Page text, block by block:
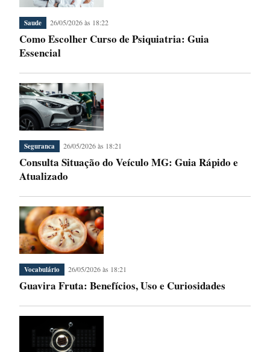
Saude 26/05/2026 às 18:22
Como Escolher Curso de Psiquiatria: Guia
Essencial
Seguranca 26/05/2026 às 18:21
Consulta Situação do Veículo MG: Guia Rápido e
Atualizado
Vocabulário 26/05/2026 às 18:21
Guavira Fruta: Benefícios, Uso e Curiosidades